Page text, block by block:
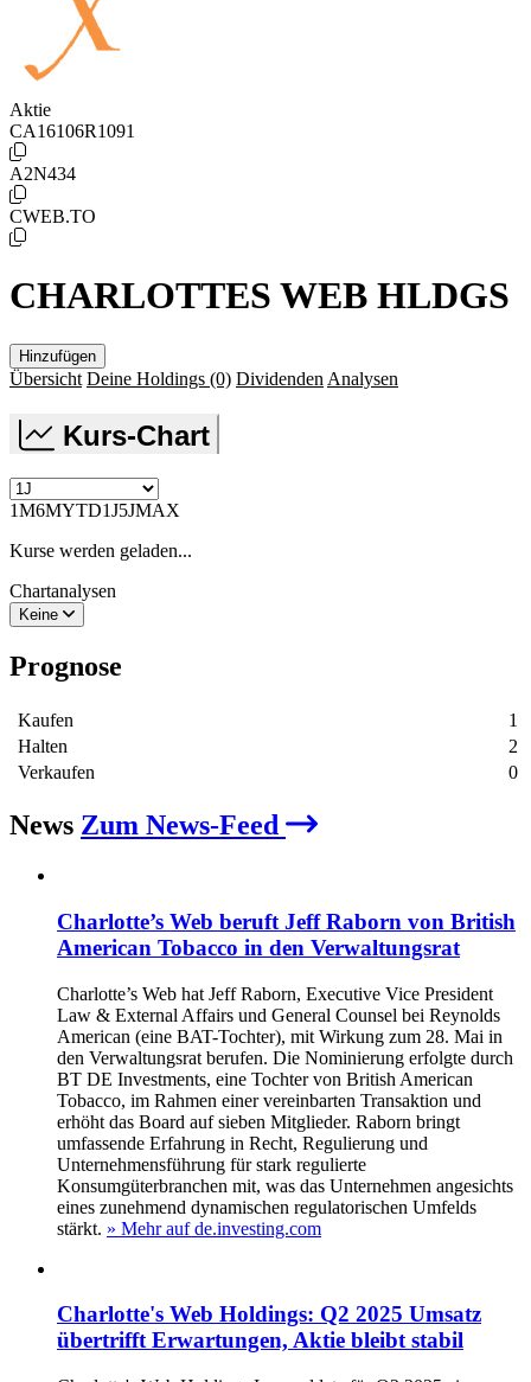
Aktie
CA16106R1091
A2N434
CWEB.TO
CHARLOTTES WEB HLDGS
Hinzufügen
Übersicht Deine Holdings (0) Dividenden Analysen
Kurs-Chart
1M6MYTD1J5JMAX
Kurse werden geladen...
Chartanalysen
Keine
Prognose
Kaufen
1
Halten
2
Verkaufen
0
News Zum News-Feed
Charlotte’s Web beruft Jeff Raborn von British
American Tobacco in den Verwaltungsrat
Charlotte’s Web hat Jeff Raborn, Executive Vice President
Law & External Affairs und General Counsel bei Reynolds
American (eine BAT-Tochter), mit Wirkung zum 28. Mai in
den Verwaltungsrat berufen. Die Nominierung erfolgte durch
BT DE Investments, eine Tochter von British American
Tobacco, im Rahmen einer vereinbarten Transaktion und
erhöht das Board auf sieben Mitglieder. Raborn bringt
umfassende Erfahrung in Recht, Regulierung und
Unternehmensführung für stark regulierte
Konsumgüterbranchen mit, was das Unternehmen angesichts
eines zunehmend dynamischen regulatorischen Umfelds
stärkt. » Mehr auf de.investing.com
Charlotte's Web Holdings: Q2 2025 Umsatz
übertrifft Erwartungen, Aktie bleibt stabil